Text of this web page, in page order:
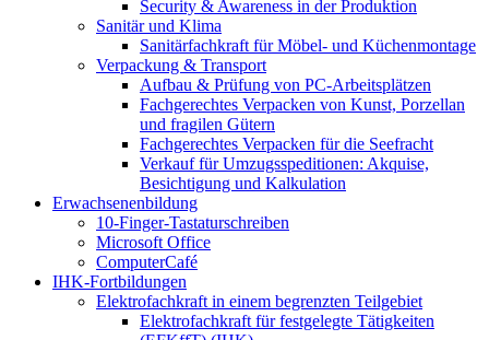
Security & Awareness in der Produktion
Sanitär und Klima
Sanitärfachkraft für Möbel- und Küchenmontage
Verpackung & Transport
Aufbau & Prüfung von PC-Arbeitsplätzen
Fachgerechtes Verpacken von Kunst, Porzellan
und fragilen Gütern
Fachgerechtes Verpacken für die Seefracht
Verkauf für Umzugsspeditionen: Akquise,
Besichtigung und Kalkulation
Erwachsenenbildung
10-Finger-Tastaturschreiben
Microsoft Office
ComputerCafé
IHK-Fortbildungen
Elektrofachkraft in einem begrenzten Teilgebiet
Elektrofachkraft für festgelegte Tätigkeiten